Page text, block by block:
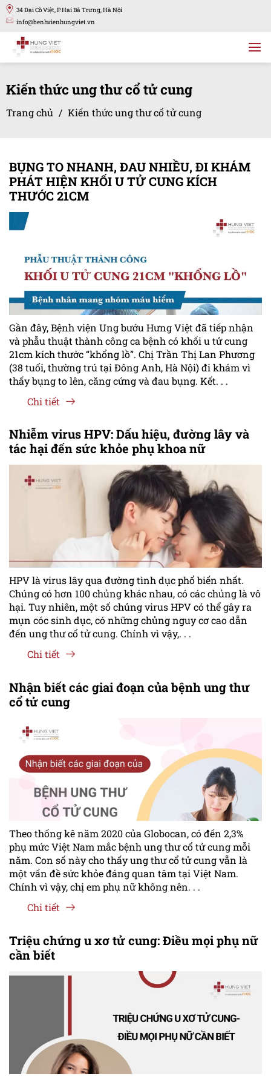
Bỏ
qua
dung
34 Đại Cồ Việt, P. Hai Bà Trưng, Hà Nội
info@benhvienhungviet.vn
Kiến thức ung thư cổ tử cung
Trang chủ / Kiến thức ung thư cổ tử cung
BỤNG TO NHANH, ĐAU NHIỀU, ĐI KHÁM
PHÁT HIỆN KHỐI U TỬ CUNG KÍCH
THƯỚC 21CM
Gần đây, Bệnh viện Ung bướu Hưng Việt đã tiếp nhận
và phẫu thuật thành công ca bệnh có khối u tử cung
21cm kích thước “khổng lồ”. Chị Trần Thị Lan Phương
(38 tuổi, thường trú tại Đông Anh, Hà Nội) đi khám vì
thấy bụng to lên, căng cứng và đau bụng. Kết. . .
Chi tiết
Nhiễm virus HPV: Dấu hiệu, đường lây và
tác hại đến sức khỏe phụ khoa nữ
HPV là virus lây qua đường tình dục phổ biến nhất.
Chúng có hơn 100 chủng khác nhau, có các chủng là vô
hại. Tuy nhiên, một số chủng virus HPV có thể gây ra
mụn cóc sinh dục, có những chủng nguy cơ cao dẫn
đến ung thư cổ tử cung. Chính vì vậy,. . .
Chi tiết
Nhận biết các giai đoạn của bệnh ung thư
cổ tử cung
Theo thống kê năm 2020 của Globocan, có đến 2,3%
phụ mức Việt Nam mắc bệnh ung thư cổ tử cung mỗi
năm. Con số này cho thấy ung thư cổ tử cung vẫn là
một vấn đề sức khỏe đáng quan tâm tại Việt Nam.
Chính vì vậy, chị em phụ nữ không nên. . .
Chi tiết
Triệu chứng u xơ tử cung: Điều mọi phụ nữ
cần biết